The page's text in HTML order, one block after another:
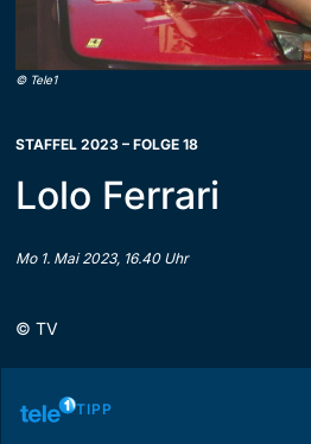
© Tele1
STAFFEL 2023 – FOLGE 18
Lolo Ferrari
Mo 1. Mai 2023, 16.40 Uhr
© TV
TIPP